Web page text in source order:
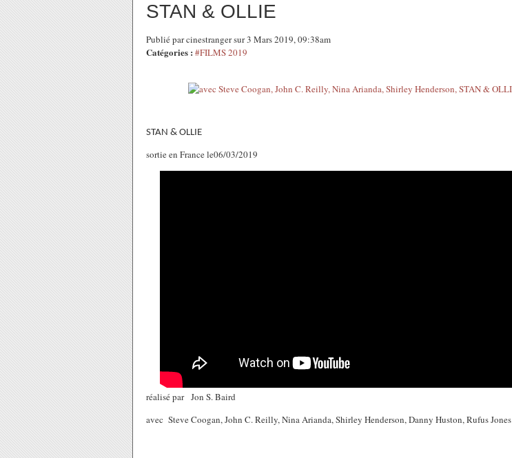
STAN & OLLIE
Publié par cinestranger sur 3 Mars 2019, 09:38am
Catégories : #FILMS 2019
STAN & OLLIE
sortie en France le06/03/2019
réalisé par Jon S. Baird
avec Steve Coogan, John C. Reilly, Nina Arianda, Shirley Henderson, Danny Huston, Rufus Jones